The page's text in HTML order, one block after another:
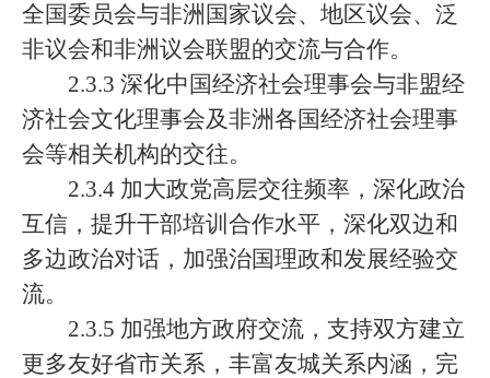
全国委员会与非洲国家议会、地区议会、泛
非议会和非洲议会联盟的交流与合作。
2.3.3 深化中国经济社会理事会与非盟经
济社会文化理事会及非洲各国经济社会理事
会等相关机构的交往。
2.3.4 加大政党高层交往频率，深化政治
互信，提升干部培训合作水平，深化双边和
多边政治对话，加强治国理政和发展经验交
流。
2.3.5 加强地方政府交流，支持双方建立
更多友好省市关系，丰富友城关系内涵，完